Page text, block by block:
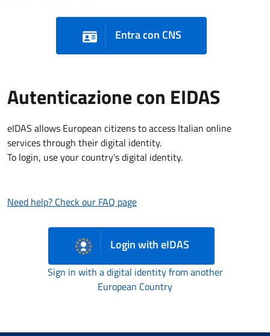
Entra con CNS
Autenticazione con EIDAS
eIDAS allows European citizens to access Italian online
services through their digital identity.
To login, use your country's digital identity.
Need help? Check our FAQ page
Login with eIDAS
Sign in with a digital identity from another
European Country